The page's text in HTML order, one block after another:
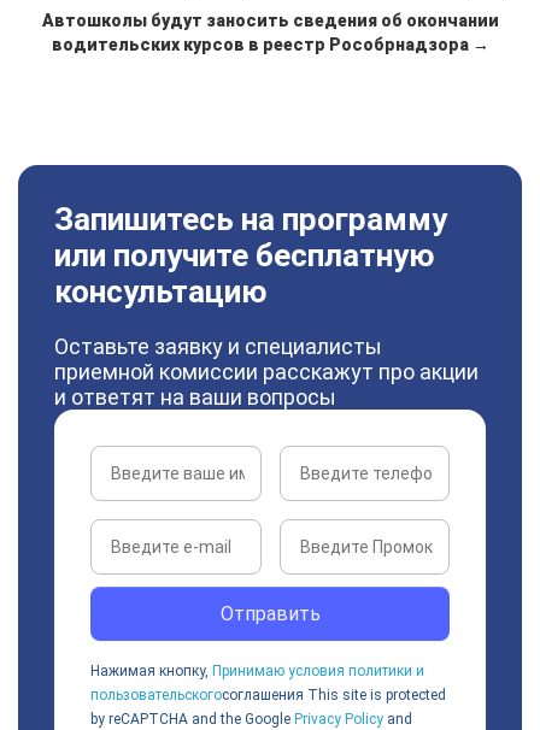
Автошколы будут заносить сведения об окончании
водительских курсов в реестр Рособрнадзора →
Запишитесь на программу
или получите бесплатную
консультацию
Оставьте заявку и специалисты
приемной комиссии расскажут про акции
и ответят на ваши вопросы
Отправить
Нажимая кнопку, Принимаю условия политики и
пользовательскогосоглашения This site is protected
by reCAPTCHA and the Google Privacy Policy and